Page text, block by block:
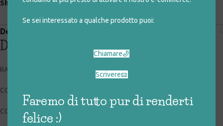
Se sei interessato a qualche prodotto puoi:
Chiamare
Scrivere
Faremo di tutto pur di renderti
felice :)
Share:
Descrizione
Descrizione
RAVENSBURGER 05.527.2
CODICE RIGIOCATTOLO: 037_0_086
CONDIZIONI: buone